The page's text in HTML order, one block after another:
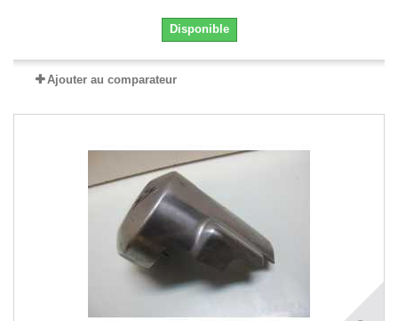
Disponible
Ajouter au comparateur